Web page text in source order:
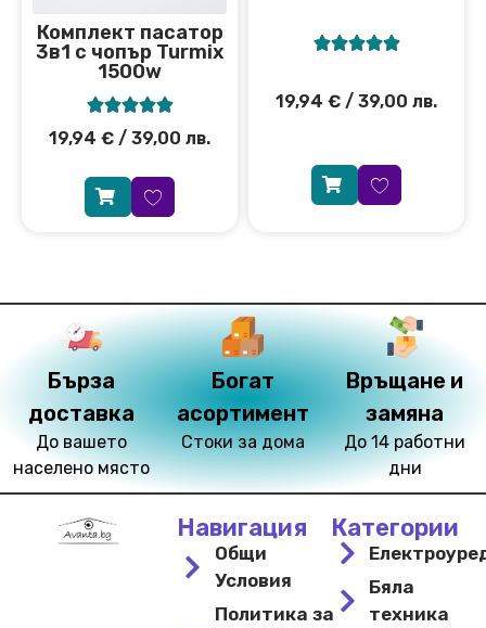
Комплект пасатор
3в1 с чопър Turmix
1500w

19,94 € / 39,00 лв.

19,94 € / 39,00 лв.
Бърза
доставка
До вашето
населено място
Богат
асортимент
Стоки за дома
Връщане и
замяна
До 14 работни
дни
Навигация
Общи
Условия
Политика за
Категории
Бяла
техника